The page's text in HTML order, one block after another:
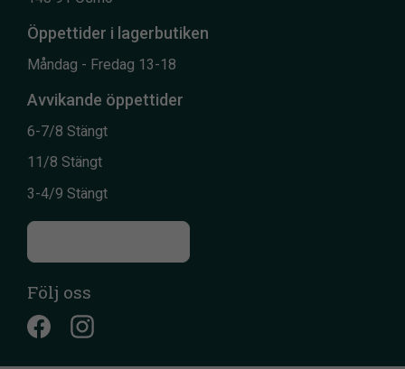
Öppettider i lagerbutiken
Måndag - Fredag 13-18
Avvikande öppettider
6-7/8 Stängt
11/8 Stängt
3-4/9 Stängt
Följ oss